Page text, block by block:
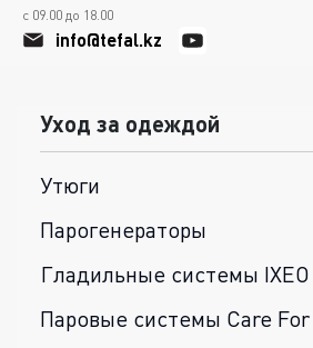
с 09.00 до 18.00
info@tefal.kz
Уход за одеждой
Утюги
Парогенераторы
Гладильные системы IXEO
Паровые системы Care For